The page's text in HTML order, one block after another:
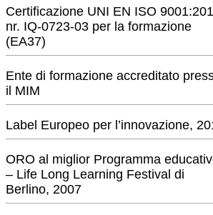
Certificazione UNI EN ISO
nr. IQ-0723-03 per la formazione
(EA37)
Ente di formazione accreditato
il MIM
Label Europeo per l’innovazione,
ORO al miglior Programma
– Life Long Learning Festival di
Berlino, 2007